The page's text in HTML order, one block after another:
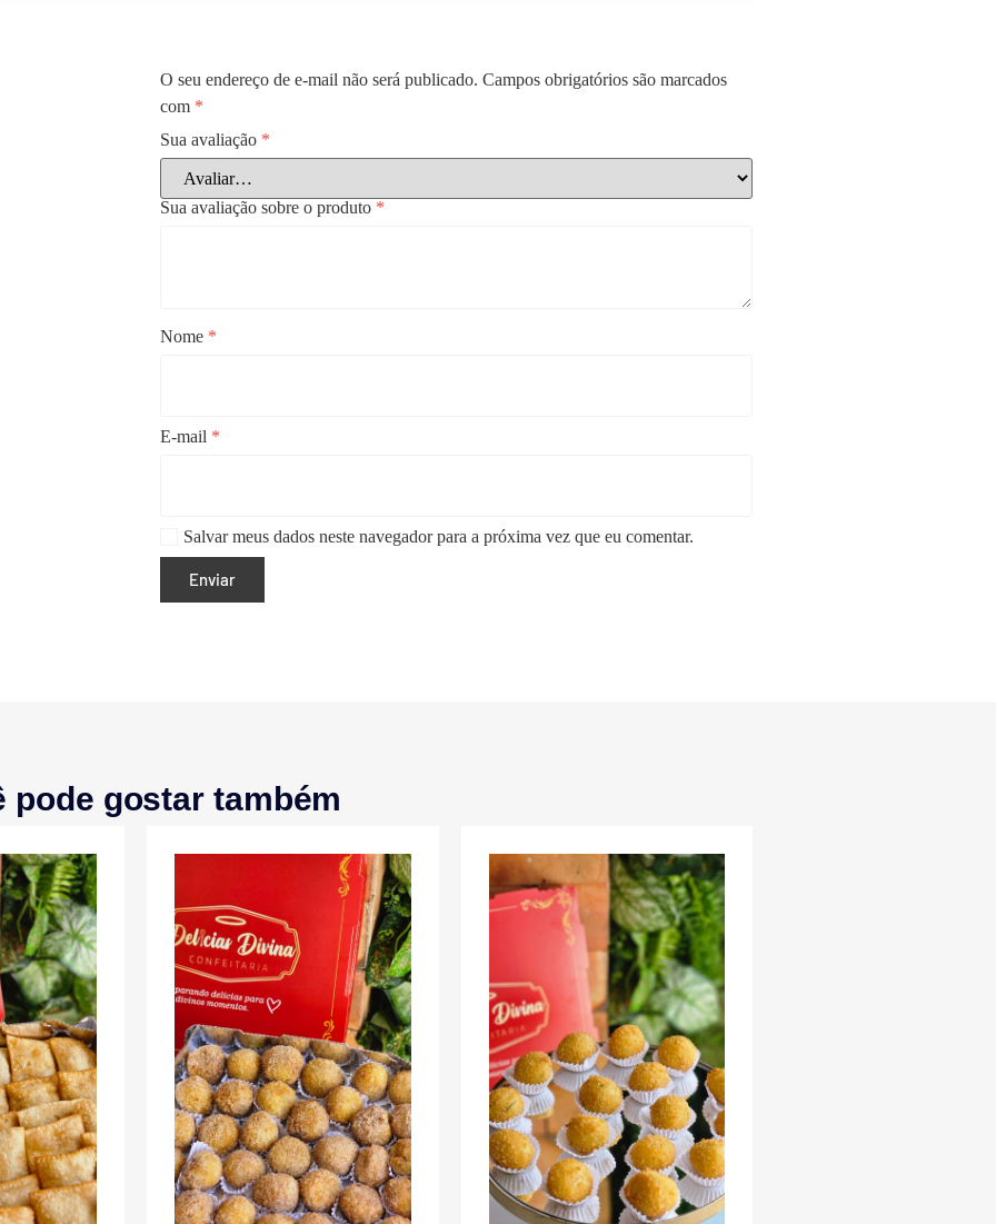
O seu endereço de e-mail não será publicado. Campos obrigatórios são marcados
com *
Sua avaliação *
Sua avaliação sobre o produto *
Nome *
E-mail *
Salvar meus dados neste navegador para a próxima vez que eu comentar.
pode gostar também